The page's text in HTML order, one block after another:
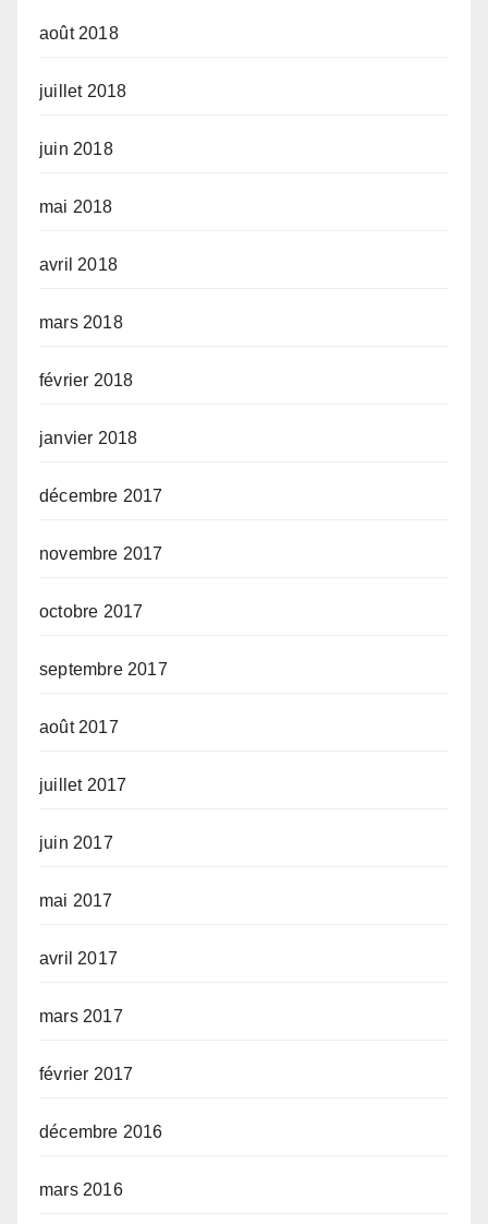
août 2018
juillet 2018
juin 2018
mai 2018
avril 2018
mars 2018
février 2018
janvier 2018
décembre 2017
novembre 2017
octobre 2017
septembre 2017
août 2017
juillet 2017
juin 2017
mai 2017
avril 2017
mars 2017
février 2017
décembre 2016
mars 2016